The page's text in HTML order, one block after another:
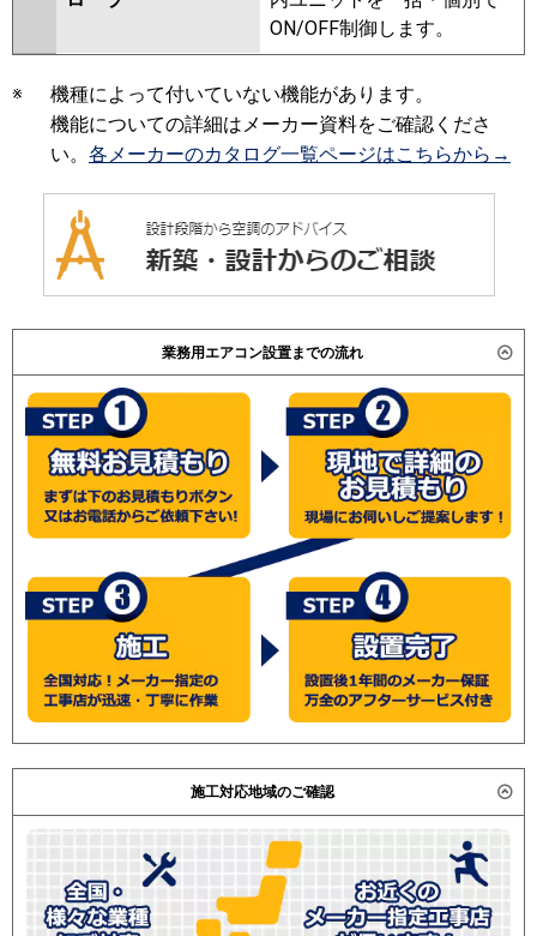
ON/OFF制御します。
※
機種によって付いていない機能があります。
機能についての詳細はメーカー資料をご確認くださ
い。 各メーカーのカタログ一覧ページはこちらから→
業務用エアコン設置までの流れ
施工対応地域のご確認